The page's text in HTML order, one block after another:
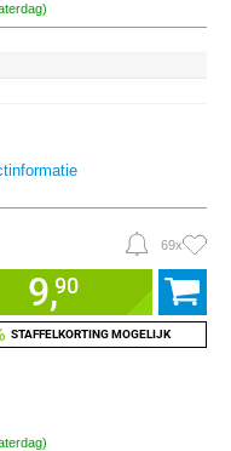
69x
9,90
STAFFELKORTING MOGELIJK